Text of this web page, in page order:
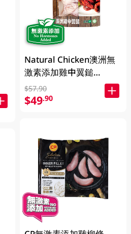
Natural Chicken澳洲無
激素添加雞中翼鎚
400GM
$57.90
$49.90